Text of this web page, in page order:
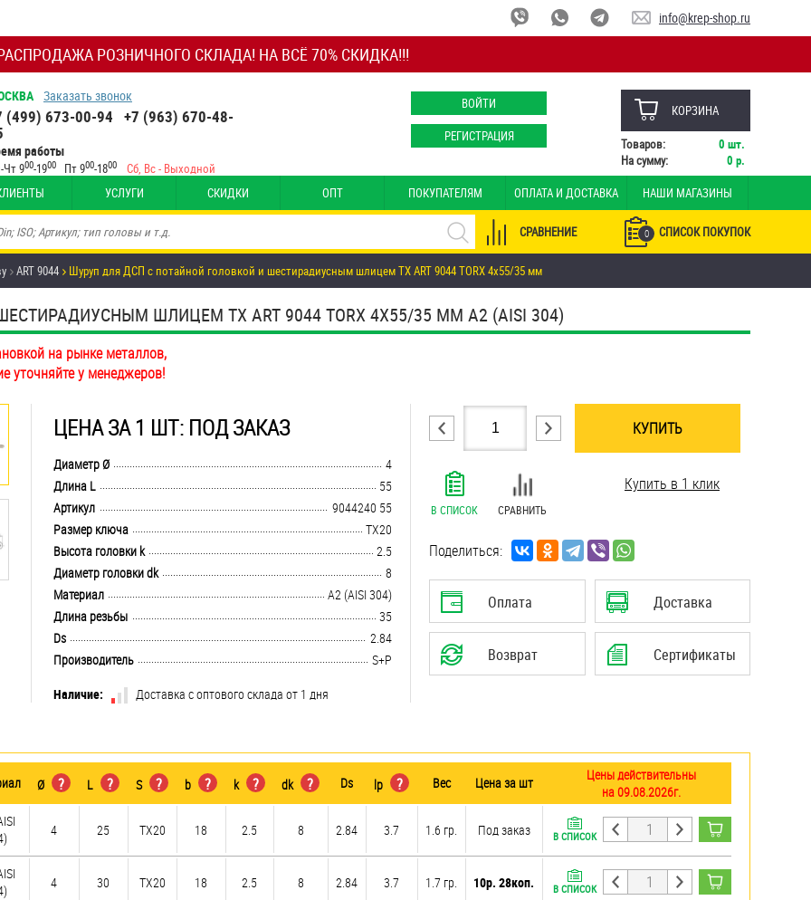
РОЗНИЧНОГО СКЛАДА! НА ВСЁ 70% СКИДКА!!!
info@krep-shop.ru
Заказать звонок
(499) 673-00-94 +7 (963) 670-48-
работы
Чт 900-1900 Пт 900-1800 Сб, Вс - Выходной
ВОЙТИ
РЕГИСТРАЦИЯ
КОРЗИНА
Товаров: 0 шт.
На сумму:
0 р.
УСЛУГИ СКИДКИ ОПТ ПОКУПАТЕЛЯМ ОПЛАТА И ДОСТАВКА НАШИ МАГАЗИНЫ
0 СПИСОК ПОКУПОК
СРАВНЕНИЕ
ART 9044 Шуруп для ДСП с потайной головкой и шестирадиусным шлицем TX ART 9044 TORX 4х55/35 мм
ШЛИЦЕМ TX ART 9044 TORX 4Х55/35 ММ А2 (AISI 304)
на рынке металлов,
уточняйте у менеджеров!
ЦЕНА ЗА 1 ШТ: ПОД ЗАКАЗ
........................................................................................................................................................................................................
Диаметр Ø
4
........................................................................................................................................................................................................
Длина L
55
........................................................................................................................................................................................................
Артикул
9044240 55
........................................................................................................................................................................................................
Размер ключа
TX20
........................................................................................................................................................................................................
Высота головки k
2.5
........................................................................................................................................................................................................
Диаметр головки dk
8
........................................................................................................................................................................................................
Материал
А2 (AISI 304)
........................................................................................................................................................................................................
Длина резьбы
35
........................................................................................................................................................................................................
Ds
2.84
........................................................................................................................................................................................................
Производитель
S+P
Наличие:
Доставка с оптового склада от 1 дня
КУПИТЬ
В СПИСОК СРАВНИТЬ
Купить в 1 клик
Поделиться:
Оплата Доставка
Возврат Сертификаты
Ø ? L ? S ? b ? k ? dk ? Ds lp ? Вес Цена за шт
Цены действительны
на 09.08.2026г.
4 25 TX20 18 2.5 8 2.84 3.7 1.6 гр. Под заказ В СПИСОК
4 30 TX20 18 2.5 8 2.84 3.7 1.7 гр. 10р. 28коп. В СПИСОК